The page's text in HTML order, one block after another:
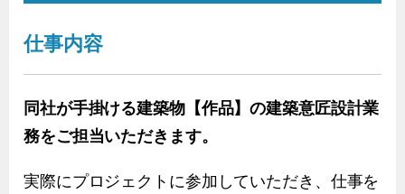
仕事内容
同社が手掛ける建築物【作品】の建築意匠設計業
務をご担当いただきます。
実際にプロジェクトに参加していただき、仕事を